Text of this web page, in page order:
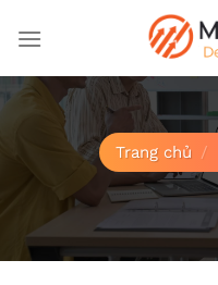
qua
dung
Trang chủ /